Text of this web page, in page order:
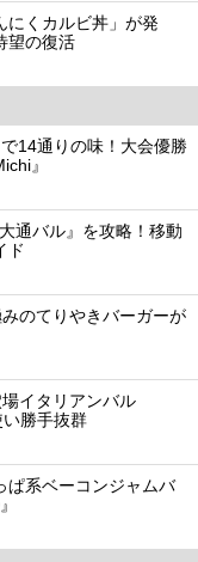
にくカルビ丼」が発
望の復活
14通りの味！大会優勝
』
通バル』を攻略！移動
ド
のてりやきバーガーが
イタリアンバル
い勝手抜群
ぱ系ベーコンジャムバ